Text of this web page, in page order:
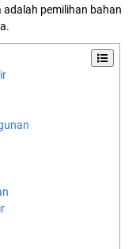
pemilihan bahan